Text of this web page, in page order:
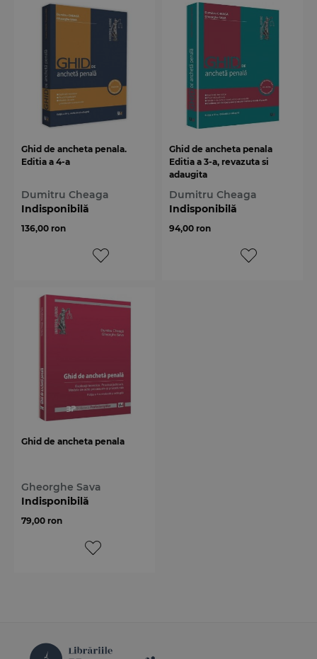
Ghid de ancheta penala.
Editia a 4-a
Dumitru Cheaga
Indisponibilă
136,00 ron
Ghid de ancheta penala
Editia a 3-a, revazuta si
adaugita
Dumitru Cheaga
Indisponibilă
94,00 ron
Ghid de ancheta penala
Gheorghe Sava
Indisponibilă
79,00 ron